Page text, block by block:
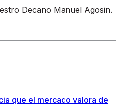
Decano Manuel Agosin.
que el mercado valora de